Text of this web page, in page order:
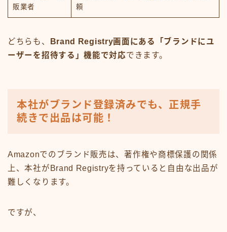
販業者
頼
どちらも、
Brand Registry画面にある「ブランドにユ
ーザーを招待する」機能で対応できます。
本社がブランド登録済みでも、正規手
続きで出品は可能！
Amazonでのブランド販売は、著作権や商標保護の関係
上、本社がBrand Registryを持っていると自由な出品が
難しくなります。
ですが、